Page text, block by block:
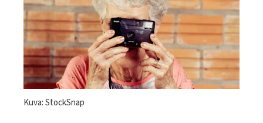
Kuvateksti
Kuva: StockSnap